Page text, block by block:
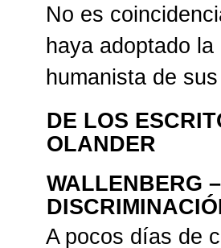
No es
haya adoptado
humanista de
DE LOS
OLANDER
WALLENBERG –
A pocos días de